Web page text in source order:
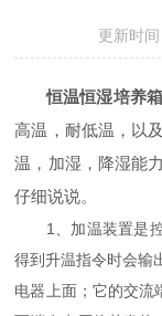
更新时
恒温恒湿培养箱
高温，耐低温，以
温，加湿，降湿能
仔细说说。
1、加温装置是控
得到升温指令时会输
电器上面；它的交流